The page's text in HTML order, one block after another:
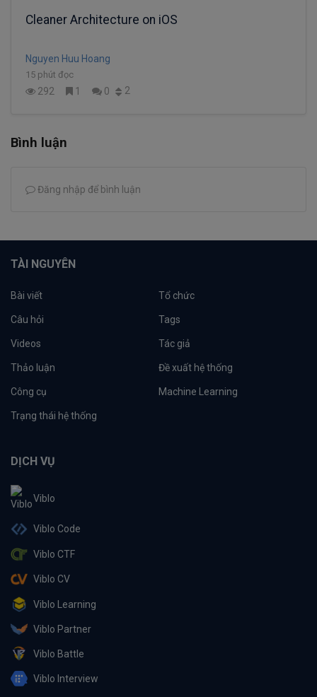
Cleaner Architecture on iOS
Nguyen Huu Hoang
15 phút đọc
292 1 0 2
Bình luận
Đăng nhập để bình luận
TÀI NGUYÊN
Bài viết Tổ chức
Câu hỏi Tags
Videos Tác giả
Thảo luận Đề xuất hệ thống
Công cụ Machine Learning
Trạng thái hệ thống
DỊCH VỤ
Viblo
Viblo Code
Viblo CTF
Viblo CV
Viblo Learning
Viblo Partner
Viblo Battle
Viblo Interview